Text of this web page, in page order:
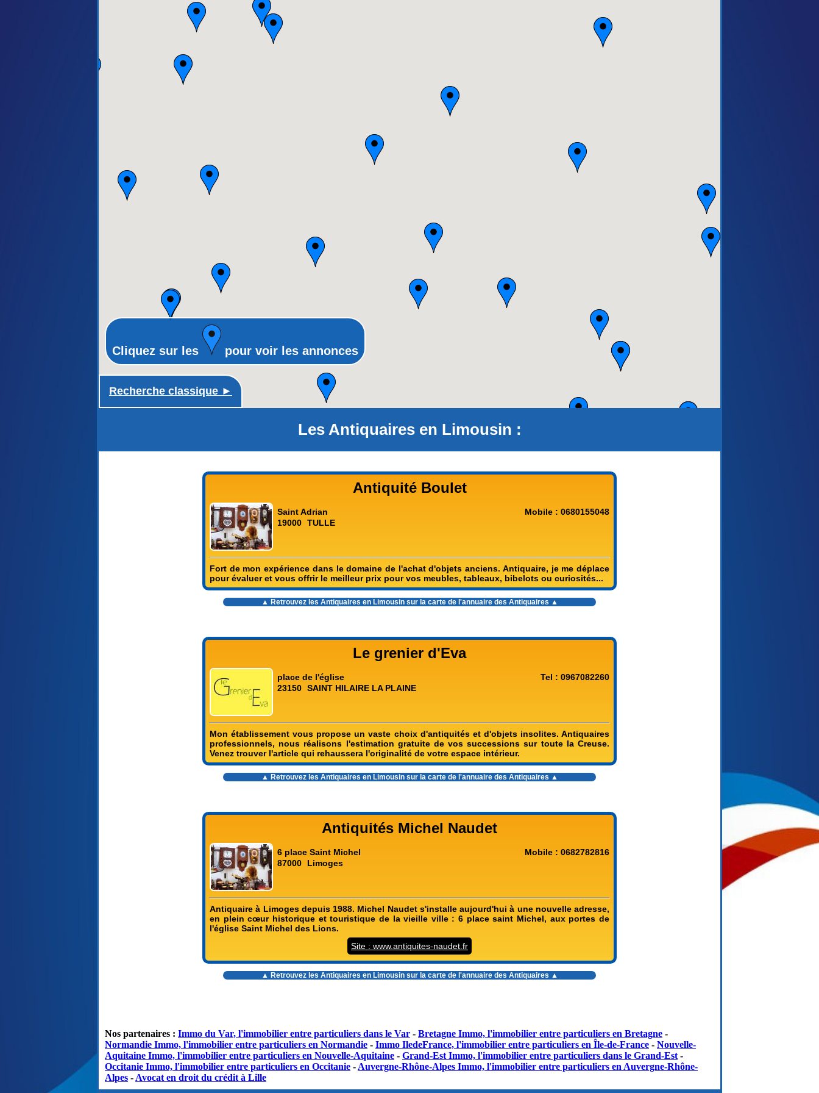
Franche-Comté
Haute-Normandie
Provence-Alpes-Côte-d'Azur(paca)
Rhône-Alpes
Recherche classique ►
Cliquez sur les pour voir les annonces
Les Antiquaires en Limousin :
Antiquité Boulet
Saint Adrian
19000 TULLE
Mobile : 0680155048
Fort de mon expérience dans le domaine de l'achat d'objets anciens. Antiquaire, je me déplace
pour évaluer et vous offrir le meilleur prix pour vos meubles, tableaux, bibelots ou curiosités...
▲ Retrouvez les Antiquaires en Limousinsur la carte de l'annuaire des Antiquaires ▲
Le grenier d'Eva
place de l'église
23150 SAINT HILAIRE LA PLAINE
Tel : 0967082260
Mon établissement vous propose un vaste choix d'antiquités et d'objets insolites. Antiquaires
professionnels, nous réalisons l'estimation gratuite de vos successions sur toute la Creuse.
Venez trouver l'article qui rehaussera l'originalité de votre espace intérieur.
▲ Retrouvez les Antiquaires en Limousinsur la carte de l'annuaire des Antiquaires ▲
Antiquités Michel Naudet
6 place Saint Michel
87000
Limoges
Mobile : 0682782816
Antiquaire à Limoges depuis 1988. Michel Naudet s'installe aujourd'hui à une nouvelle adresse,
en plein cœur historique et touristique de la vieille ville : 6 place saint Michel, aux portes de
l'église Saint Michel des Lions.
Site : www.antiquites-naudet.fr
▲ Retrouvez les Antiquaires en Limousinsur la carte de l'annuaire des Antiquaires ▲
Nos partenaires : Immo du Var, l'immobilier entre particuliers dans le Var - Bretagne Immo, l'immobilier entre particuliers en Bretagne -
Normandie Immo, l'immobilier entre particuliers en Normandie - Immo IledeFrance, l'immobilier entre particuliers en Île-de-France - Nouvelle-
Aquitaine Immo, l'immobilier entre particuliers en Nouvelle-Aquitaine - Grand-Est Immo, l'immobilier entre particuliers dans le Grand-Est -
Occitanie Immo, l'immobilier entre particuliers en Occitanie - Auvergne-Rhône-Alpes Immo, l'immobilier entre particuliers en Auvergne-Rhône-
Alpes - Avocat en droit du crédit à Lille